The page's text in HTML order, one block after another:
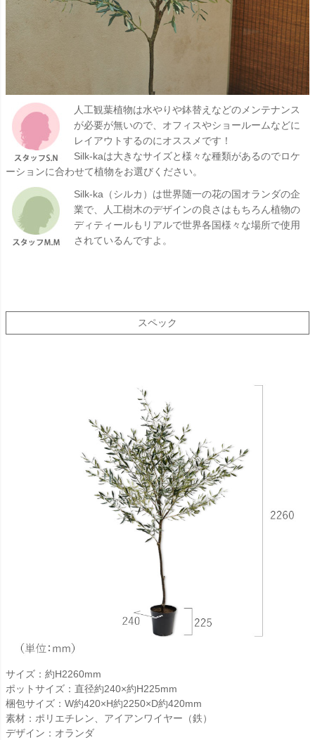
人工観葉植物は水やりや鉢替えなどのメンテナンス
が必要が無いので、オフィスやショールームなどに
レイアウトするのにオススメです！
Silk-kaは大きなサイズと様々な種類があるのでロケ
ーションに合わせて植物をお選びください。
Silk-ka（シルカ）は世界随一の花の国オランダの企
業で、人工樹木のデザインの良さはもちろん植物の
ディティールもリアルで世界各国様々な場所で使用
されているんですよ。
スペック
サイズ：約H2260mm
ポットサイズ：直径約240×約H225mm
梱包サイズ：W約420×H約2250×D約420mm
素材：ポリエチレン、アイアンワイヤー（鉄）
デザイン：オランダ